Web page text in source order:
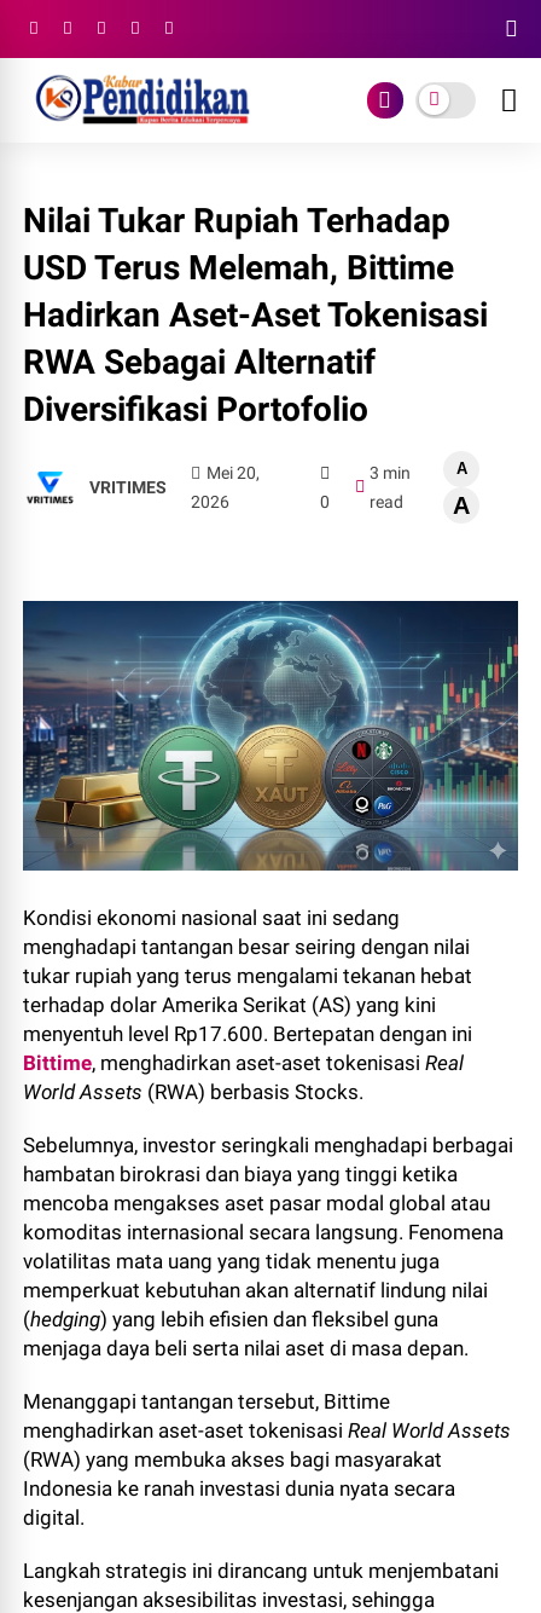
Nilai Tukar Rupiah Terhadap
USD Terus Melemah, Bittime
Hadirkan Aset-Aset Tokenisasi
RWA Sebagai Alternatif
Diversifikasi Portofolio
VRITIMES
Mei 20,
2026
0
3 min
read
A
A
Kondisi ekonomi nasional saat ini sedang
menghadapi tantangan besar seiring dengan nilai
tukar rupiah yang terus mengalami tekanan hebat
terhadap dolar Amerika Serikat (AS) yang kini
menyentuh level Rp17.600. Bertepatan dengan ini
Bittime, menghadirkan aset-aset tokenisasiReal
World Assets (RWA) berbasis Stocks.
Sebelumnya, investor seringkali menghadapi berbagai
hambatan birokrasi dan biaya yang tinggi ketika
mencoba mengakses aset pasar modal global atau
komoditas internasional secara langsung. Fenomena
volatilitas mata uang yang tidak menentu juga
memperkuat kebutuhan akan alternatif lindung nilai
(hedging) yang lebih efisien dan fleksibel guna
menjaga daya beli serta nilai aset di masa depan.
Menanggapi tantangan tersebut, Bittime
menghadirkan aset-aset tokenisasiReal World Assets
(RWA) yang membuka akses bagi masyarakat
Indonesia ke ranah investasi dunia nyata secara
digital.
Langkah strategis ini dirancang untuk menjembatani
kesenjangan aksesibilitas investasi, sehingga